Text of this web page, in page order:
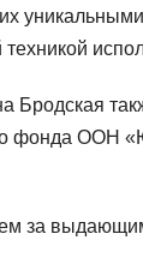
Бродская
фонда
за